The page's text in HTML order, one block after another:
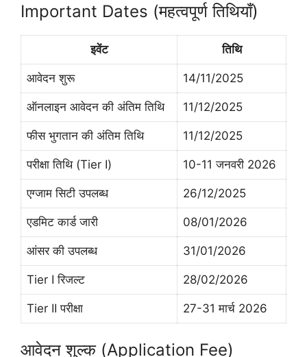
Important Dates (महत्वपूर्ण तिथियाँ)
इवेंट तिथि
आवेदन शुरू 14/11/2025
ऑनलाइन आवेदन की अंतिम तिथि 11/12/2025
फीस भुगतान की अंतिम तिथि 11/12/2025
परीक्षा तिथि (Tier I) 10-11 जनवरी 2026
एग्जाम सिटी उपलब्ध 26/12/2025
एडमिट कार्ड जारी 08/01/2026
आंसर की उपलब्ध 31/01/2026
Tier I रिजल्ट 28/02/2026
Tier II परीक्षा 27-31 मार्च 2026
आवेदन शुल्क (Application Fee)